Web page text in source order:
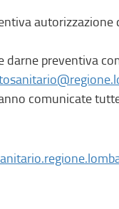
preventiva
comunicate